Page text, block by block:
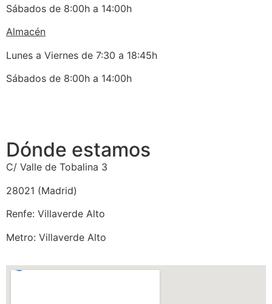
Sábados de 8:00h a 14:00h
Almacén
Lunes a Viernes de 7:30 a 18:45h
Sábados de 8:00h a 14:00h
Dónde estamos
C/ Valle de Tobalina 3
28021 (Madrid)
Renfe: Villaverde Alto
Metro: Villaverde Alto